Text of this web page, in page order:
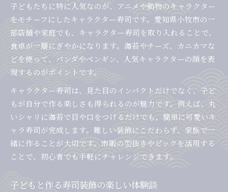
子どもたちに特に人気なのが、アニメや動物のキャラクター
をモチーフにしたキャラクター寿司です。愛知県小牧市の一
部店舗や家庭でも、キャラクター寿司を取り入れることで、
食卓が一層にぎやかになります。海苔やチーズ、カニカマな
どを使って、パンダやペンギン、人気キャラクターの顔を表
現するのがポイントです。
キャラクター寿司は、見た目のインパクトだけでなく、子ど
もが自分で作る楽しさも得られるのが魅力です。例えば、丸
いシャリに海苔で目や口をつけるだけでも、簡単に可愛いキ
ャラ寿司が完成します。難しい装飾にこだわらず、家族で一
緒に作ることが大切です。市販の型抜きやピックを活用する
ことで、初心者でも手軽にチャレンジできます。
子どもと作る寿司装飾の楽しい体験談